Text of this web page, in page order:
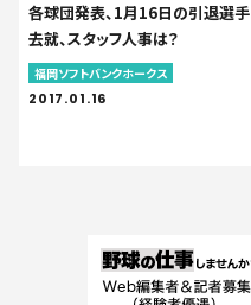
各球団発表、1月16日の引退選手
去就、スタッフ人事は？
福岡ソフトバンクホークス
2017.01.16